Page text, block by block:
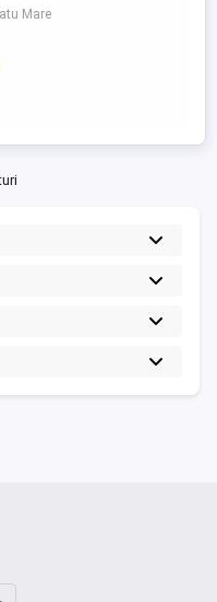
o echipa cu experiență
punem la dispoziție o gamă
pentru amprenta
mai multe informații
Mare